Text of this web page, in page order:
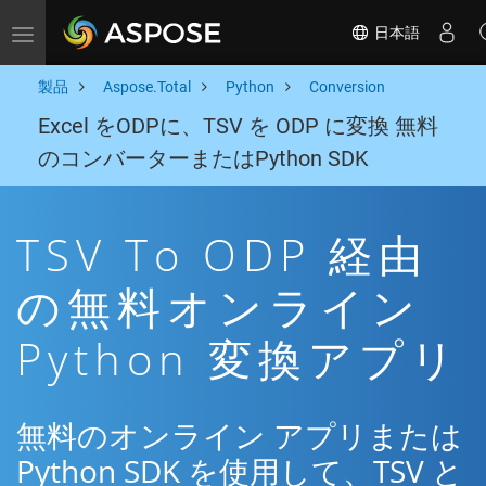
Toggle navigation 日本語
製品 Aspose.Total Python Conversion
Excel をODPに、TSV を ODP に変換 無料
のコンバーターまたはPython SDK
TSV To ODP 経由
の無料オンライン
Python 変換アプリ
無料のオンライン アプリまたは
Python SDK を使用して、TSV と